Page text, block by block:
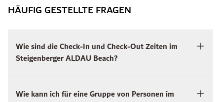
HÄUFIG GESTELLTE FRAGEN
Wie sind die Check-In und Check-Out Zeiten im
Steigenberger ALDAU Beach?
Wie kann ich für eine Gruppe von Personen im